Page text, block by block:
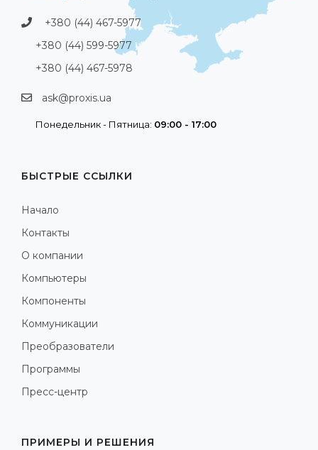
+380 (44) 467-5977
+380 (44) 599-5977
+380 (44) 467-5978
ask@proxis.ua
Понедельник - Пятница: 09:00 - 17:00
БЫСТРЫЕ ССЫЛКИ
Начало
Контакты
О компании
Компьютеры
Компоненты
Коммуникации
Преобразователи
Программы
Пресс-центр
ПРИМЕРЫ И РЕШЕНИЯ